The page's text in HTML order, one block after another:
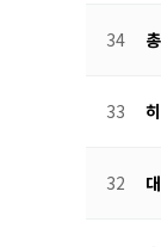
34
33
32